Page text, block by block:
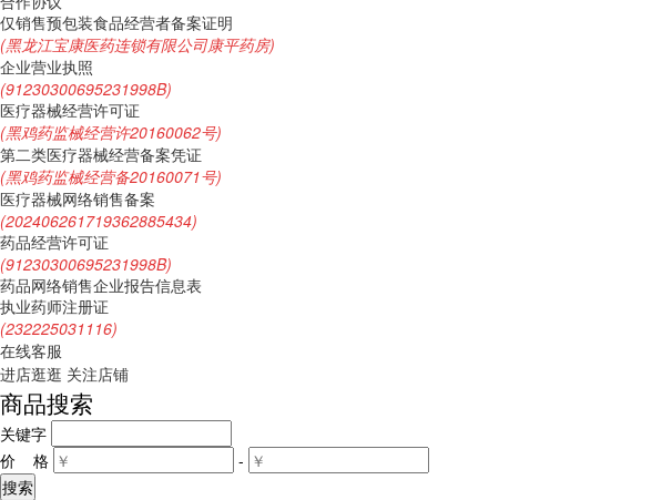
仅销售预包装食品经营者备案证明
(黑龙江宝康医药连锁有限公司康平药房)
企业营业执照
(91230300695231998B)
医疗器械经营许可证
(黑鸡药监械经营许20160062号)
第二类医疗器械经营备案凭证
(黑鸡药监械经营备20160071号)
医疗器械网络销售备案
(202406261719362885434)
药品经营许可证
(91230300695231998B)
药品网络销售企业报告信息表
执业药师注册证
(232225031116)
在线客服
进店逛逛 关注店铺
商品搜索
关键字
价 格
-